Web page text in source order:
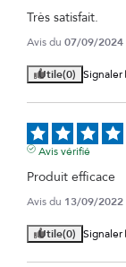
Très satisfait.
Avis du 07/09/2024
Utile(0) Signaler
Avis vérifié
Produit efficace
Avis du 13/09/2022
Utile(0) Signaler